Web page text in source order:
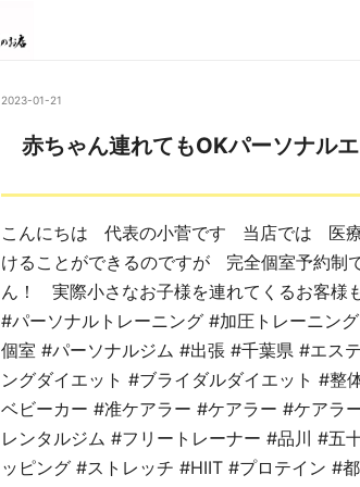
2023-01-21
赤ちゃん連れてもOKパーソナル
こんにちは 代表の小菅です 当店では 医
けることができるのですが 完全個室予約制
ん！ 実際小さなお子様を連れてくるお客
#パーソナルトレーニング #加圧トレーニン
個室 #パーソナルジム #出張 #千葉県 #エス
ングダイエット #ブライダルダイエット #
ベビーカー #准ケアラー #ケアラー #ケアラ
レンタルジム #フリートレーナー #品川 #五
ッピング #ストレッチ #HIIT #プロテイン #